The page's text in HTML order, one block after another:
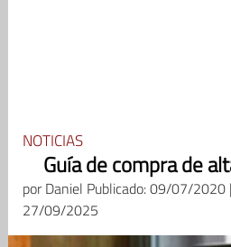
NOTICIAS
Guía de compra de
porDaniel Publicado: 09/07/2020
27/09/2025